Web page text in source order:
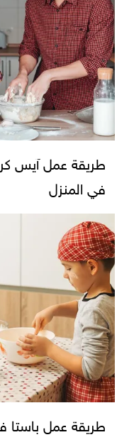
طريقة عمل آيس
في المنزل
طريقة عمل باستا